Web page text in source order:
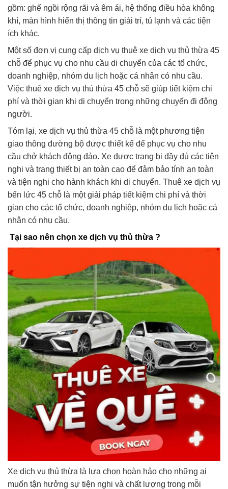
gồm: ghế ngồi rộng rãi và êm ái, hệ thống điều hòa không
khí, màn hình hiển thị thông tin giải trí, tủ lạnh và các tiện
ích khác.
Một số đơn vị cung cấp dịch vụ thuê xe dịch vụ thủ thừa 45
chỗ để phục vụ cho nhu cầu di chuyển của các tổ chức,
doanh nghiệp, nhóm du lịch hoặc cá nhân có nhu cầu.
Việc thuê xe dịch vụ thủ thừa 45 chỗ sẽ giúp tiết kiệm chi
phí và thời gian khi di chuyển trong những chuyến đi đông
người.
Tóm lại, xe dịch vụ thủ thừa 45 chỗ là một phương tiện
giao thông đường bộ được thiết kế để phục vụ cho nhu
cầu chở khách đông đảo. Xe được trang bị đầy đủ các tiện
nghi và trang thiết bị an toàn cao để đảm bảo tính an toàn
và tiện nghi cho hành khách khi di chuyển. Thuê xe dịch vụ
bến lức 45 chỗ là một giải pháp tiết kiệm chi phí và thời
gian cho các tổ chức, doanh nghiệp, nhóm du lịch hoặc cá
nhân có nhu cầu.
Tại sao nên chọn xe dịch vụ thủ thừa ?
Xe dịch vụ thủ thừa là lựa chọn hoàn hảo cho những ai
muốn tận hưởng sự tiện nghi và chất lượng trong mỗi